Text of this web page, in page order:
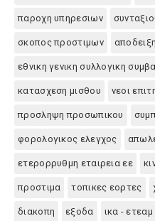
παροχη υπηρεσιων
σκοπος προστιμων
εθνικη γενικη συλλογικη
κατασχεση μισθου νεοι
προσληψη προσωπικου
φορολογικος ελεγχος
ετερορρυθμη εταιρεια εε
προστιμα τοπικες εορτες
διακοπη εξοδα ικα - ετεαμ